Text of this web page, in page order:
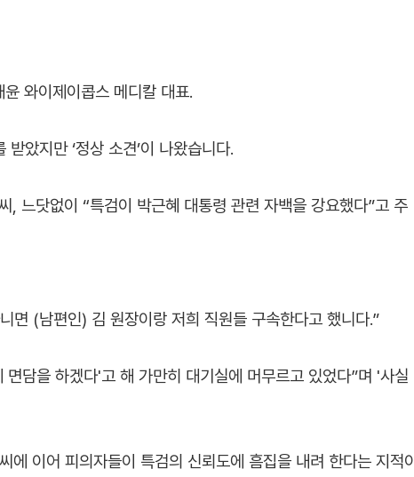
와이제이콥스 메디칼 대표.
았지만 ‘정상 소견’이 나왔습니다.
, 느닷없이 “특검이 박근혜 대통령 관련 자백을 강요했다”고 주
면 (남편인) 김 원장이랑 저희 직원들 구속한다고 했니다.”
담을 하겠다'고 해 가만히 대기실에 머무르고 있었다”며 '사실
에 이어 피의자들이 특검의 신뢰도에 흠집을 내려 한다는 지적이